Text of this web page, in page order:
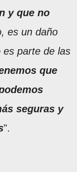
y que no
es un daño
es parte de las
que
seguras y
".